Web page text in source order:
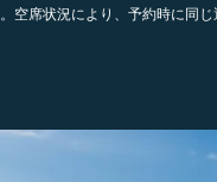
席状況により、予約時に同